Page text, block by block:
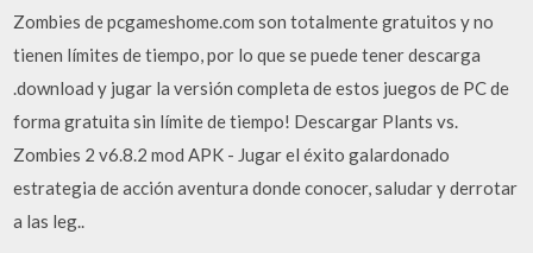
Zombies de pcgameshome.com son totalmente gratuitos y no
tienen límites de tiempo, por lo que se puede tener descarga
.download y jugar la versión completa de estos juegos de PC de
forma gratuita sin límite de tiempo! Descargar Plants vs.
Zombies 2 v6.8.2 mod APK - Jugar el éxito galardonado
estrategia de acción aventura donde conocer, saludar y derrotar
a las leg..